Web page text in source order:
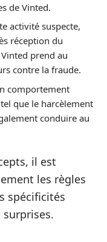
de Vinted.
activité suspecte,
réception du
prend au
contre la fraude.
comportement
que le harcèlement
conduire au
il est
les règles
spécificités
surprises.